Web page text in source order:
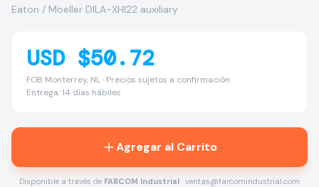
Eaton / Moeller DILA-XHI22 auxiliary
USD $50.72
FOB Monterrey, NL · Precios sujetos a confirmación
Entrega: 14 días hábiles
Agregar al Carrito
Disponible a través de FARCOM Industrial · ventas@farcomindustrial.com